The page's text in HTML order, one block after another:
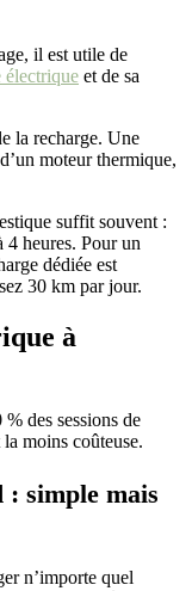
il est utile de
électrique et de sa
la recharge. Une
moteur thermique,
suffit souvent :
4 heures. Pour un
dédiée est
30 km par jour.
à
des sessions de
moins coûteuse.
: simple mais
n’importe quel